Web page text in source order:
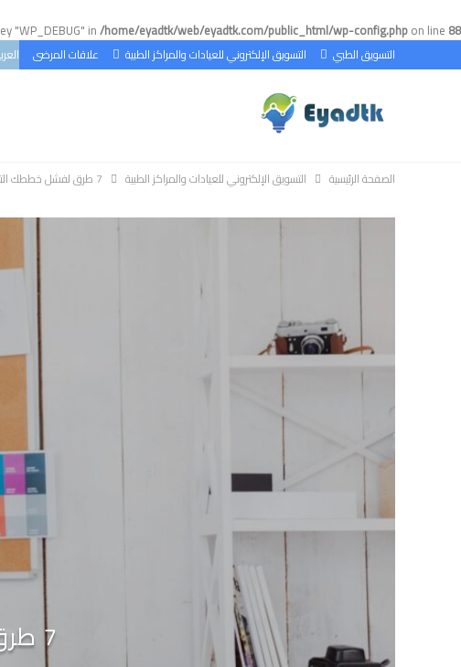
"WP_DEBUG" in/home/eyadtk/web/eyadtk.com/public_html/wp-config.phpon line 88
التسويق الطبي التسويق الإلكتروني للعيادات والمراكز الطبية علاقات المرضى
الصفحة الرئيسية التسويق الإلكتروني للعيادات والمراكز الطبية 7 طرق لفشل خططك التسويقية لعيادتك
7 طرق لفشل خططك التسويقية لعيادتك